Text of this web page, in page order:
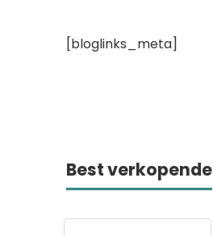
[bloglinks_meta]
Best verkopende